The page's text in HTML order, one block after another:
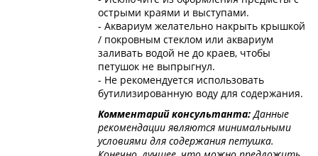
острыми краями и выступами.
- Аквариум желательно накрыть крышкой
/ покровным стеклом или аквариум
заливать водой не до краев, чтобы
петушок не выпрыгнул.
- Не рекомендуется использовать
бутилизированную воду для содержания.
Комментарий консультанта:Данные
рекомендации являются минимальными
условиями для содержания петушка.